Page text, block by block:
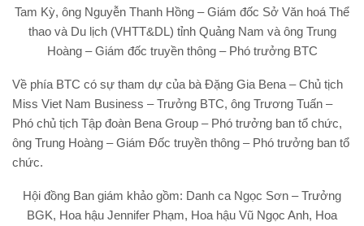
Tam Kỳ, ông Nguyễn Thanh Hồng – Giám đốc Sở Văn hoá Thể
thao và Du lịch (VHTT&DL) tỉnh Quảng Nam và ông Trung
Hoàng – Giám đốc truyền thông – Phó trưởng BTC
Về phía BTC có sự tham dự của bà Đặng Gia Bena – Chủ tịch
Miss Viet Nam Business – Trưởng BTC, ông Trương Tuấn –
Phó chủ tịch Tập đoàn Bena Group – Phó trưởng ban tổ chức,
ông Trung Hoàng – Giám Đốc truyền thông – Phó trưởng ban tổ
chức.
Hội đồng Ban giám khảo gồm: Danh ca Ngọc Sơn – Trưởng
BGK, Hoa hậu Jennifer Phạm, Hoa hậu Vũ Ngọc Anh, Hoa